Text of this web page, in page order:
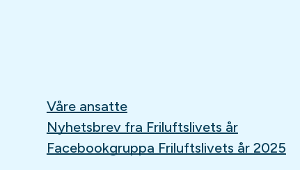
Våre ansatte
Nyhetsbrev fra Friluftslivets år
Facebookgruppa Friluftslivets år 2025